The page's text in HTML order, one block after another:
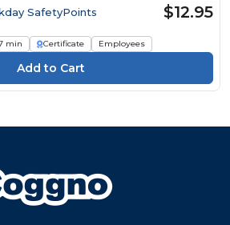
SafetyPoints $12.95
min Certificate Employees